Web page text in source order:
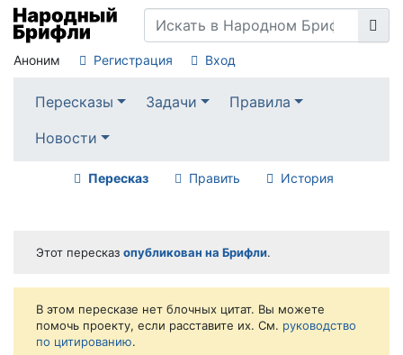
Аноним Регистрация Вход
Пересказы Задачи
Правила
Новости
Пересказ Править История
Этот пересказ опубликован на Брифли.
В этом пересказе нет блочных цитат. Вы можете
помочь проекту, если расставите их. См. руководство
по цитированию.